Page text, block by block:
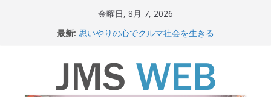
金曜日, 8月 7, 2026
最新: 思いやりの心でクルマ社会を生きる
関東大震災から100 年
新生ニッポン！